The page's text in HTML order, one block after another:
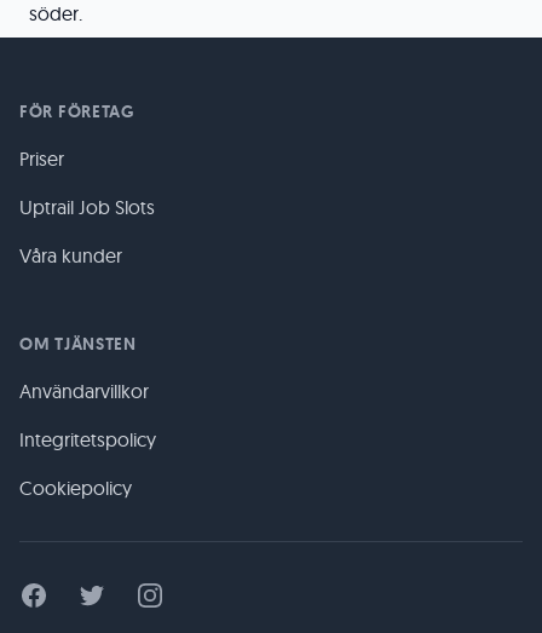
söder.
FÖR FÖRETAG
Priser
Uptrail Job Slots
Våra kunder
OM TJÄNSTEN
Användarvillkor
Integritetspolicy
Cookiepolicy
FacebookTwitter Instagram